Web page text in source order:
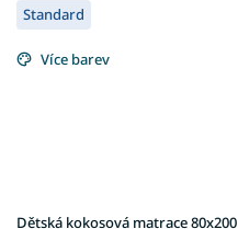
Standard
Více barev
Dětská kokosová matrace 80x200